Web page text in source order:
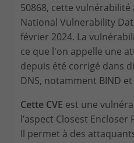
50868, cette
National Vulnerability
février 2024. La
ce que l'on appelle une
depuis été corrigé dans
DNS, notamment BIND
Cette CVE est une
l’aspect Closest
Il permet à des